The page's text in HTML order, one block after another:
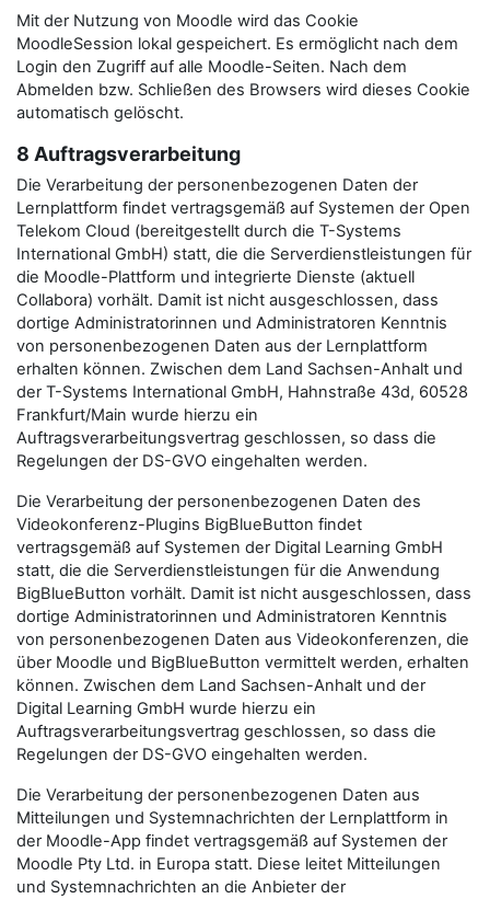
Mit der Nutzung von Moodle wird das Cookie
MoodleSession lokal gespeichert. Es ermöglicht nach dem
Login den Zugriff auf alle Moodle-Seiten. Nach dem
Abmelden bzw. Schließen des Browsers wird dieses Cookie
automatisch gelöscht.
8 Auftragsverarbeitung
Die Verarbeitung der personenbezogenen Daten der
Lernplattform findet vertragsgemäß auf Systemen der Open
Telekom Cloud (bereitgestellt durch die T-Systems
International GmbH) statt, die die Serverdienstleistungen für
die Moodle-Plattform und integrierte Dienste (aktuell
Collabora) vorhält. Damit ist nicht ausgeschlossen, dass
dortige Administratorinnen und Administratoren Kenntnis
von personenbezogenen Daten aus der Lernplattform
erhalten können. Zwischen dem Land Sachsen-Anhalt und
der T-Systems International GmbH, Hahnstraße 43d, 60528
Frankfurt/Main wurde hierzu ein
Auftragsverarbeitungsvertrag geschlossen, so dass die
Regelungen der DS-GVO eingehalten werden.
Die Verarbeitung der personenbezogenen Daten des
Videokonferenz-Plugins BigBlueButton findet
vertragsgemäß auf Systemen der Digital Learning GmbH
statt, die die Serverdienstleistungen für die Anwendung
BigBlueButton vorhält. Damit ist nicht ausgeschlossen, dass
dortige Administratorinnen und Administratoren Kenntnis
von personenbezogenen Daten aus Videokonferenzen, die
über Moodle und BigBlueButton vermittelt werden, erhalten
können. Zwischen dem Land Sachsen-Anhalt und der
Digital Learning GmbH wurde hierzu ein
Auftragsverarbeitungsvertrag geschlossen, so dass die
Regelungen der DS-GVO eingehalten werden.
Die Verarbeitung der personenbezogenen Daten aus
Mitteilungen und Systemnachrichten der Lernplattform in
der Moodle-App findet vertragsgemäß auf Systemen der
Moodle Pty Ltd. in Europa statt. Diese leitet Mitteilungen
und Systemnachrichten an die Anbieter der